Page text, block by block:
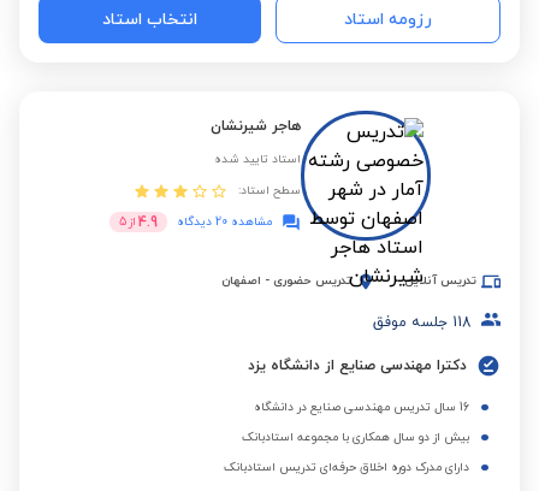
رزومه استاد انتخاب استاد
هاجر شیرنشان
استاد تایید شده
سطح استاد:
مشاهده 20 دیدگاه
4.9 از 5
تدریس آنلاین تدریس حضوری - اصفهان
118 جلسه موفق
دکترا مهندسی صنایع از دانشگاه یزد
16 سال تدریس مهندسی صنایع در دانشگاه
بیش از دو سال همکاری با مجموعه استادبانک
دارای مدرک دوره اخلاق حرفه‌ای تدریس استادبانک